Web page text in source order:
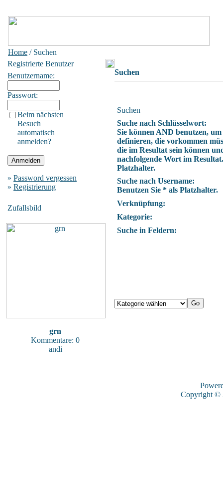
Home / Suchen
Registrierte Benutzer
Benutzername:
Passwort:
Beim nächsten
Besuch
automatisch
anmelden?
» Password vergessen
» Registrierung
Zufallsbild
grn
Kommentare: 0
andi
Suchen
Suchen
Suche nach Schlüsselwort:
Sie können AND benutzen,
definieren, die vorkommen
die im Resultat sein können
nachfolgende Wort im
Platzhalter.
Suche nach Username:
Benutzen Sie * als Platzhalter.
Verknüpfung:
Kategorie:
Suche in Feldern:
Copyright ©